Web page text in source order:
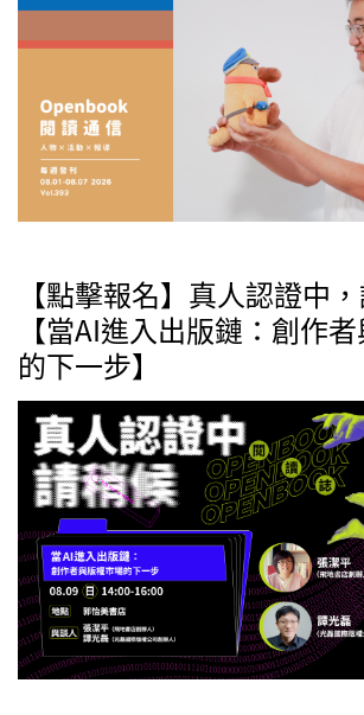
【點擊報名】真人認證中，
【當AI進入出版鏈：創作
的下一步】